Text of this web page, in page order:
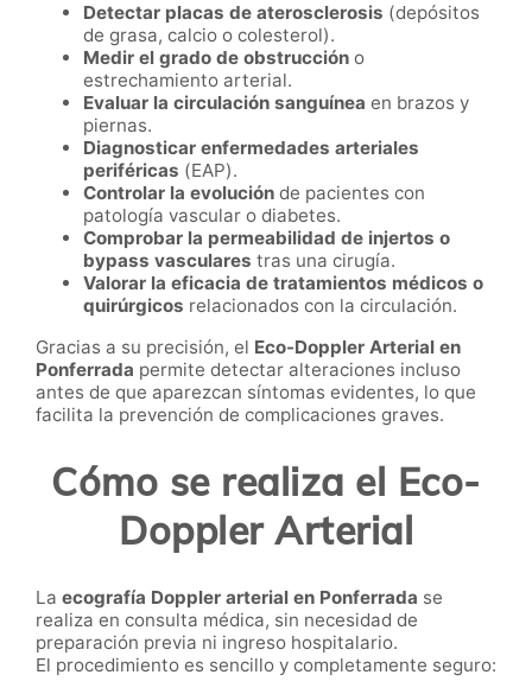
Detectar placas de aterosclerosis (depósitos
de grasa, calcio o colesterol).
Medir el grado de obstrucción o
estrechamiento arterial.
Evaluar la circulación sanguínea en brazos y
piernas.
Diagnosticar enfermedades arteriales
periféricas (EAP).
Controlar la evolución de pacientes con
patología vascular o diabetes.
Comprobar la permeabilidad de injertos o
bypass vasculares tras una cirugía.
Valorar la eficacia de tratamientos médicos o
quirúrgicos relacionados con la circulación.
Gracias a su precisión, el Eco-Doppler Arterial en
Ponferrada permite detectar alteraciones incluso
antes de que aparezcan síntomas evidentes, lo que
facilita la prevención de complicaciones graves.
Cómo se realiza el Eco-
Doppler Arterial
La ecografía Doppler arterial en Ponferrada se
realiza en consulta médica, sin necesidad de
preparación previa ni ingreso hospitalario.
El procedimiento es sencillo y completamente seguro: